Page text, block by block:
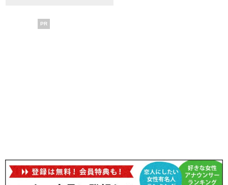
PR